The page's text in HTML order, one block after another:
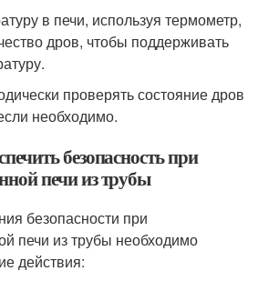
в печи, используя термометр,
дров, чтобы поддерживать
проверять состояние дров
необходимо.
безопасность при
печи из трубы
безопасности при
печи из трубы необходимо
действия: